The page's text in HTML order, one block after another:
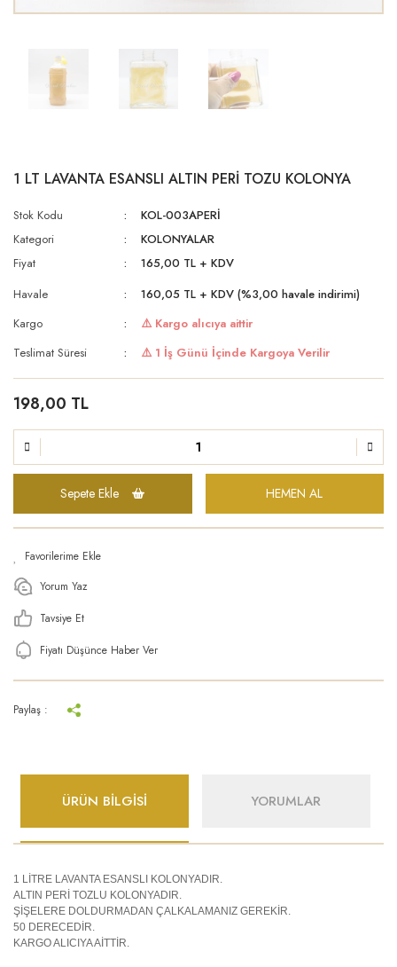
1 LT LAVANTA ESANSLI ALTIN PERİ TOZU KOLONYA
Stok Kodu
KOL-003APERİ
Kategori
KOLONYALAR
Fiyat
165,00 TL + KDV
Havale
160,05 TL + KDV (%3,00 havale indirimi)
Kargo
⚠️ Kargo alıcıya aittir
Teslimat Süresi
⚠️ 1 İş Günü İçinde Kargoya Verilir
198,00 TL
Sepete Ekle HEMEN AL
Yorum Yaz
Tavsiye Et
Fiyatı Düşünce Haber Ver
Paylaş :
ÜRÜN BİLGİSİ YORUMLAR
1 LİTRE LAVANTA ESANSLI KOLONYADIR.
ALTIN PERİ TOZLU KOLONYADIR.
ŞİŞELERE DOLDURMADAN ÇALKALAMANIZ GEREKİR.
50 DERECEDİR.
KARGO ALICIYA AİTTİR.